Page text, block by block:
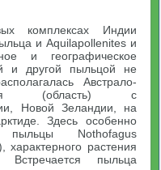
комплексах Индии
и Aquilapollenites и
и географическое
и другой пыльцой не
Австрало-
(область) с
Новой Зеландии, на
Здесь особенно
пыльцы Nothofagus
характерного растения
пыльца